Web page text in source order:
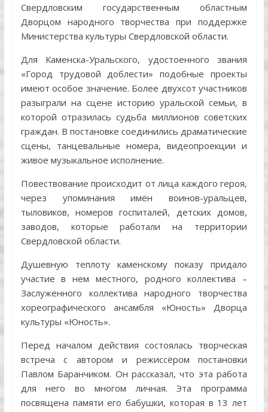
Свердловским государственным областным
Дворцом народного творчества при поддержке
Министерства культуры Свердловской области.
Для Каменска-Уральского, удостоенного звания
«Город трудовой доблести» подобные проекты
имеют особое значение. Более двухсот участников
разыграли на сцене историю уральской семьи, в
которой отразилась судьба миллионов советских
граждан. В постановке соединились драматические
сцены, танцевальные номера, видеопроекции и
живое музыкальное исполнение.
Повествование происходит от лица каждого героя,
через упоминания имён воинов-уральцев,
тыловиков, номеров госпиталей, детских домов,
заводов, которые работали на территории
Свердловской области.
Душевную теплоту каменскому показу придало
участие в нем местного, родного коллектива –
Заслуженного коллектива народного творчества
хореографического ансамбля «Юность» Дворца
культуры «Юность».
Перед началом действия состоялась творческая
встреча с автором и режиссёром постановки
Павлом Баранчиком. Он рассказал, что эта работа
для него во многом личная. Эта программа
посвящена памяти его бабушки, которая в 13 лет